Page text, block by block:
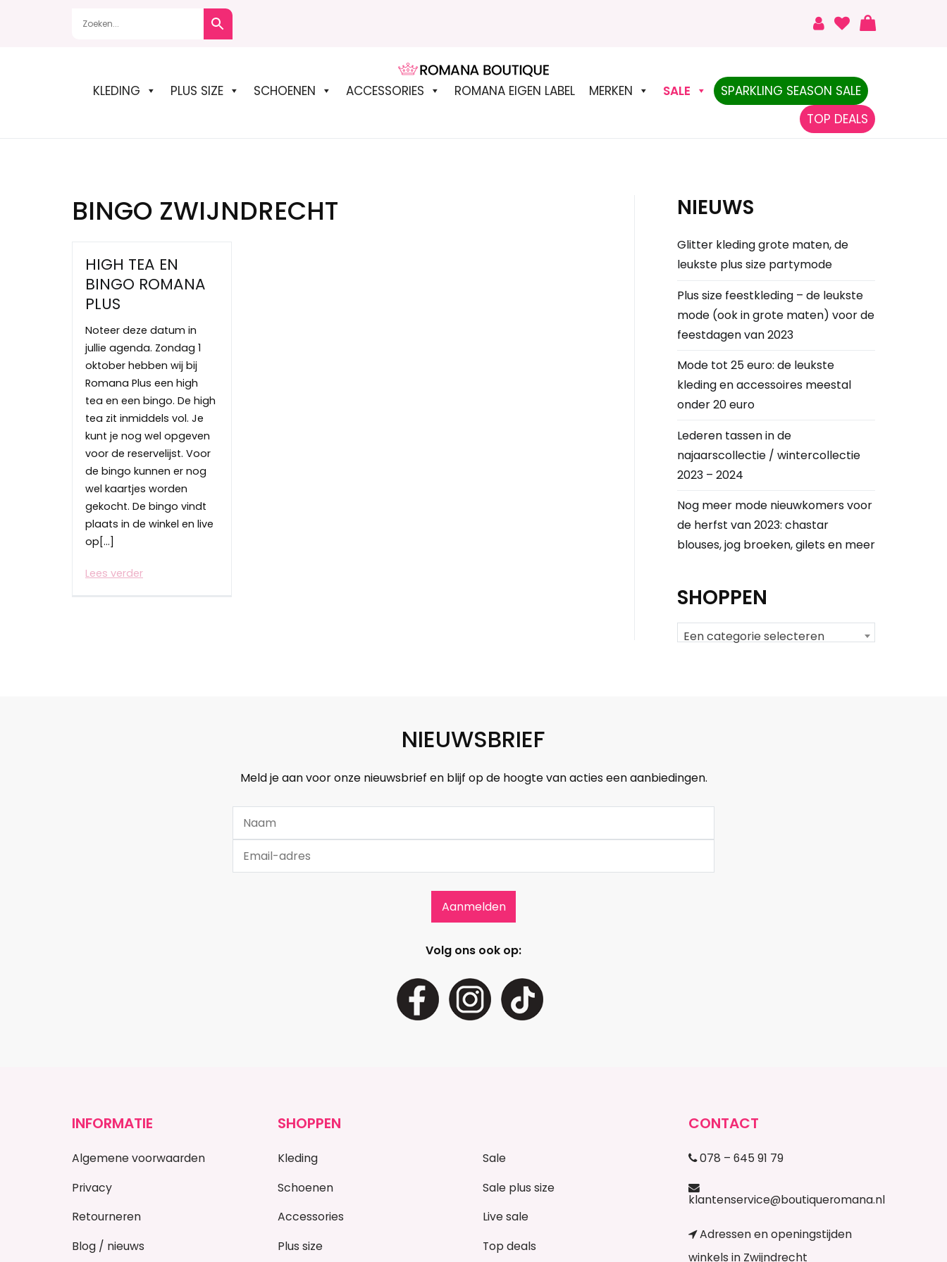
ROMANA BOUTIQUE
KLEDING PLUS SIZE SCHOENEN ACCESSORIES ROMANA EIGEN LABEL MERKEN SALE
SPARKLING SEASON SALE
TOP DEALS
BINGO ZWIJNDRECHT
HIGH TEA EN
BINGO ROMANA
PLUS
Noteer deze datum in
jullie agenda. Zondag 1
oktober hebben wij bij
Romana Plus een high
tea en een bingo. De high
tea zit inmiddels vol. Je
kunt je nog wel opgeven
voor de reservelijst. Voor
de bingo kunnen er nog
wel kaartjes worden
gekocht. De bingo vindt
plaats in de winkel en live
op[…]
Lees verder
NIEUWS
Glitter kleding grote maten, de
leukste plus size partymode
Plus size feestkleding – de leukste
mode (ook in grote maten) voor de
feestdagen van 2023
Mode tot 25 euro: de leukste
kleding en accessoires meestal
onder 20 euro
Lederen tassen in de
najaarscollectie / wintercollectie
2023 – 2024
Nog meer mode nieuwkomers voor
de herfst van 2023: chastar
blouses, jog broeken, gilets en meer
SHOPPEN
Een categorie selecteren
NIEUWSBRIEF
Meld je aan voor onze nieuwsbrief en blijf op de hoogte van acties een aanbiedingen.
Volg ons ook op:
INFORMATIE
Algemene voorwaarden
Privacy
Retourneren
Blog / nieuws
SHOPPEN
Kleding
Schoenen
Accessories
Plus size
Sale
Sale plus size
Live sale
Top deals
CONTACT
078 – 645 91 79
klantenservice@boutiqueromana.nl
Adressen en openingstijden
winkels in Zwijndrecht